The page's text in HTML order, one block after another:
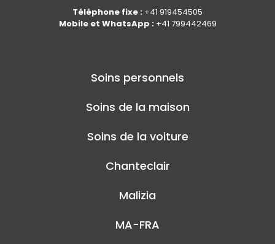
Téléphone fixe : +41 919454505
Mobile et WhatsApp : +41 799442469
Soins personnels
Soins de la maison
Soins de la voiture
Chanteclair
Malizia
MA-FRA